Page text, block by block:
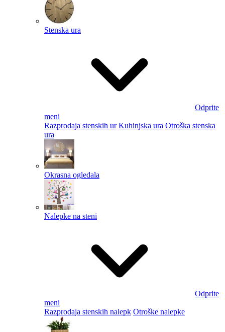
Stenska ura
Odprite
meni
Razprodaja stenskih ur Kuhinjska ura Otroška stenska
ura
Okrasna ogledala
Nalepke na steni
Odprite
meni
Razprodaja stenskih nalepk Otroške nalepke